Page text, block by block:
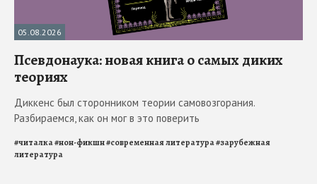
05.08.2026
Псевдонаука: новая книга о самых диких
теориях
Диккенс был сторонником теории самовозгорания.
Разбираемся, как он мог в это поверить
#читалка#нон-фикшн#современная литература#зарубежная
литература